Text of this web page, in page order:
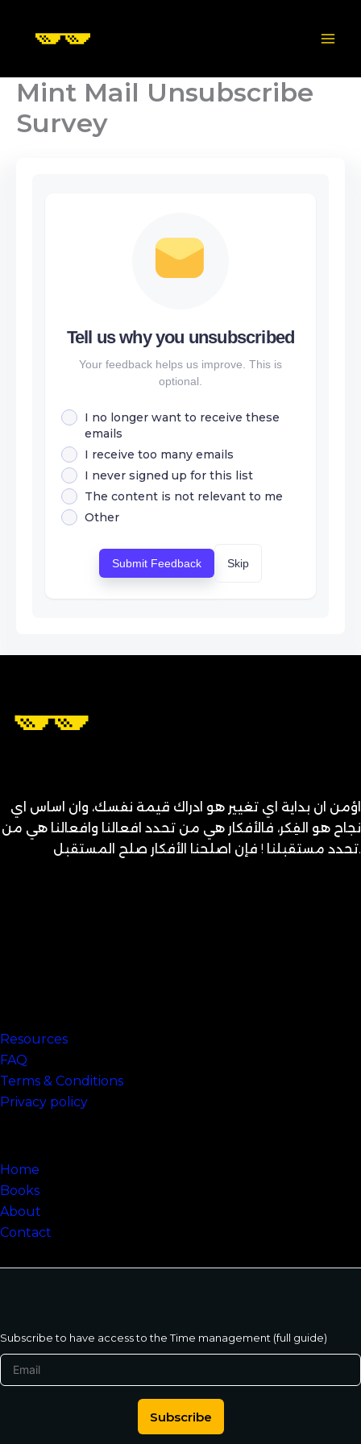
Mint Mail Unsubscribe
Survey
Tell us why you unsubscribed
Your feedback helps us improve. This is
optional.
I no longer want to receive these
emails
I receive too many emails
I never signed up for this list
The content is not relevant to me
Other
Submit Feedback Skip
اؤمن ان بداية اي تغيير هو ادراك قيمة نفسك، وان اساس اي
نجاح هو الفِكر، فالأفكار هي من تحدد افعالنا وافعالنا هي من
تحدد مستقبلنا ! فإن اصلحنا الأفكار صلح المستقبل.
Resources
FAQ
Terms & Conditions
Privacy policy
Home
Books
About
Contact
Subscribe to have access to the Time management (full guide)
Subscribe